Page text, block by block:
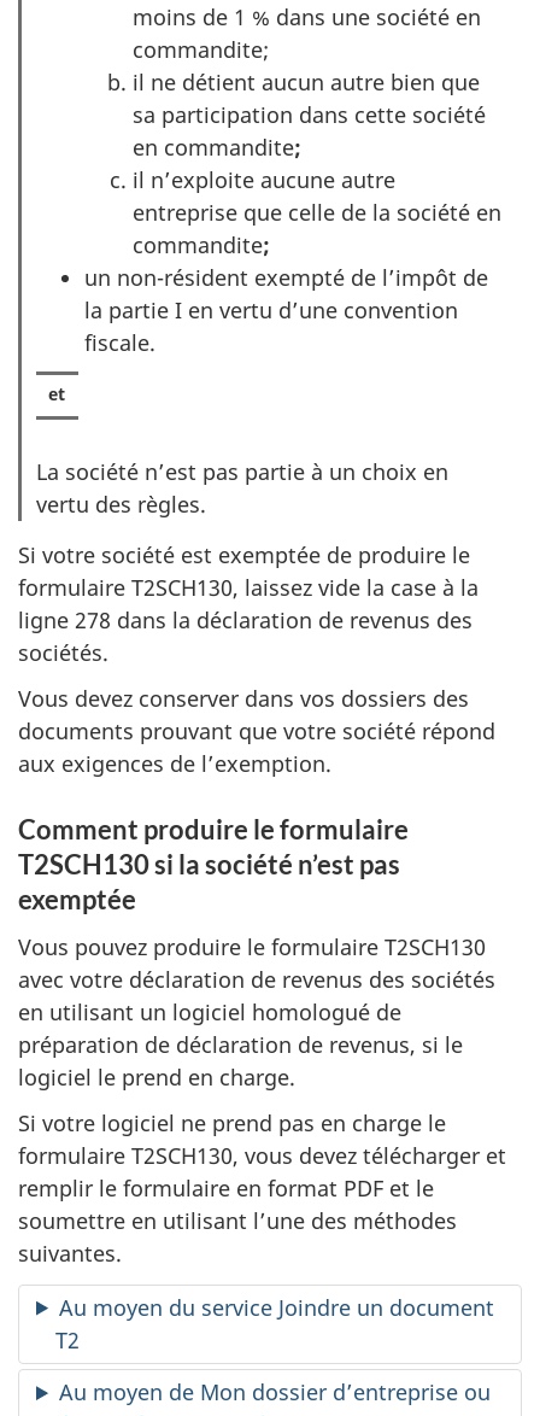
moins de 1 % dans une société en
commandite;
il ne détient aucun autre bien que
sa participation dans cette société
en commandite;
il n’exploite aucune autre
entreprise que celle de la société en
commandite;
un non-résident exempté de l’impôt de
la partie I en vertu d’une convention
fiscale.
La société n’est pas partie à un choix en
vertu des règles.
Si votre société est exemptée de produire le
formulaire T2SCH130, laissez vide la case à la
ligne 278 dans la déclaration de revenus des
sociétés.
Vous devez conserver dans vos dossiers des
documents prouvant que votre société répond
aux exigences de l’exemption.
Comment produire le formulaire
T2SCH130 si la société n’est pas
exemptée
Vous pouvez produire le formulaire T2SCH130
avec votre déclaration de revenus des sociétés
en utilisant un logiciel homologué de
préparation de déclaration de revenus, si le
logiciel le prend en charge.
Si votre logiciel ne prend pas en charge le
formulaire T2SCH130, vous devez télécharger et
remplir le formulaire en format PDF et le
soumettre en utilisant l’une des méthodes
suivantes.
Au moyen du service Joindre un document
T2
Au moyen de Mon dossier d’entreprise ou